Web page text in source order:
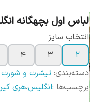
لباس اول بچهگانه انگلیس جام
انتخاب سایز
2
3
4
دسته‌بندی: تیشرت و شورت
برچسب‌ها :انگلیس،هری